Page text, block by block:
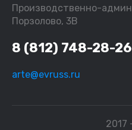
Производственно-
Порзолово, 3В
8 (812) 748-28-26
arte@evruss.ru
2017